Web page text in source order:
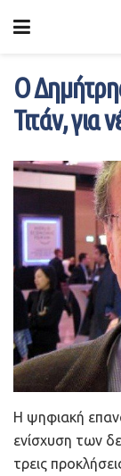
Ο
Τιτάν, για
Η ψηφιακή
ενίσχυση των
τρεις